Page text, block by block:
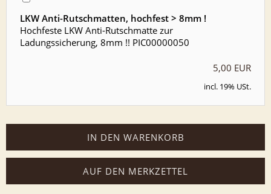
LKW Anti-Rutschmatten, hochfest > 8mm !
Hochfeste LKW Anti-Rutschmatte zur
Ladungssicherung, 8mm !! PIC00000050
5,00 EUR
incl. 19% USt.
IN DEN WARENKORB
AUF DEN MERKZETTEL